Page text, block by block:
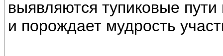
выявляются тупиковые
и порождает мудрость